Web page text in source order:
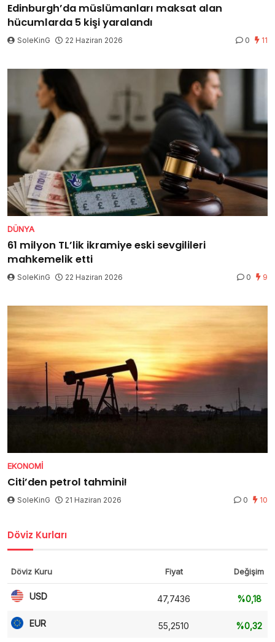
Edinburgh’da müslümanları maksat alan
hücumlarda 5 kişi yaralandı
SoleKinG 22 Haziran 2026 0 11
DÜNYA
61 milyon TL’lik ikramiye eski sevgilileri
mahkemelik etti
SoleKinG 22 Haziran 2026 0 9
EKONOMI
Citi’den petrol tahmini!
SoleKinG 21 Haziran 2026 0 10
Döviz Kurları
Döviz Kuru Fiyat Değişim
USD 47,7436 %0,18
EUR 55,2510 %0,32